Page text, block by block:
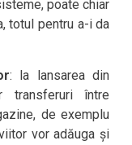
poate chiar
totul pentru a-i da
: la lansarea din
transferuri între
de exemplu
vor adăuga și